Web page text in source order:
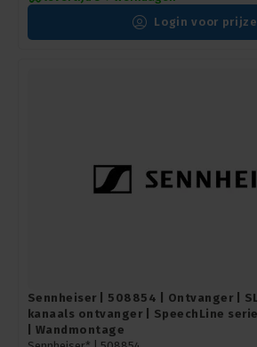
Login voor
Sennheiser | 508854 | Ontvanger | SL
kanaals ontvanger | SpeechLine
| Wandmontage